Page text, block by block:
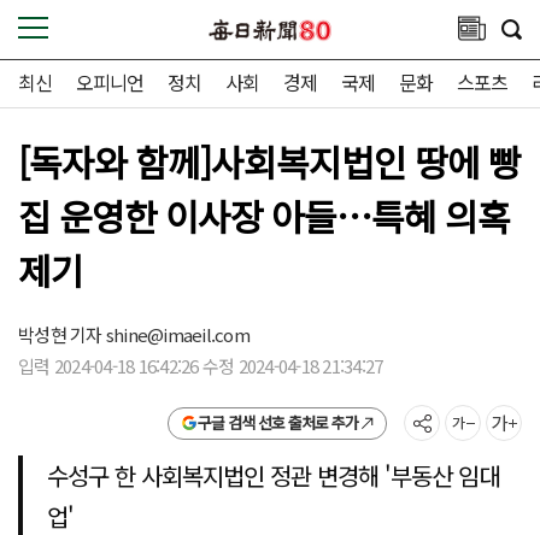
최신 오피니언 정치 사회 경제 국제 문화 스포츠
[독자와 함께]사회복지법인 땅에 빵
집 운영한 이사장 아들…특혜 의혹
제기
박성현 기자shine@imaeil.com
입력 2024-04-18 16:42:26 수정 2024-04-18 21:34:27
구글 검색 선호 출처로 추가
수성구 한 사회복지법인 정관 변경해 '부동산 임대
업'